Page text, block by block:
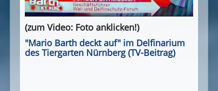
(zum Video: Foto anklicken!)
"Mario Barth deckt auf" im Delfinarium
des Tiergarten Nürnberg (TV-Beitrag)